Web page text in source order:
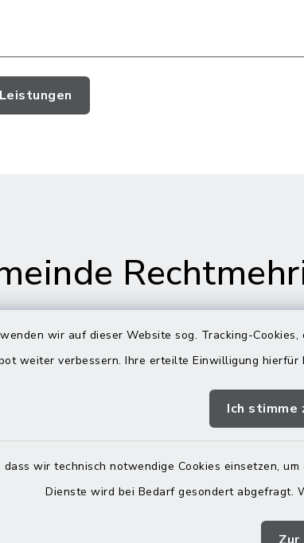
wir auf dieser Website sog. Tracking-
weiter verbessern. Ihre erteilte Einwilligung hierfür
Ich stimme
wir technisch notwendige Cookies einsetzen,
Dienste wird bei Bedarf gesondert abgefragt.
08076 9166-0
08076 9166-20